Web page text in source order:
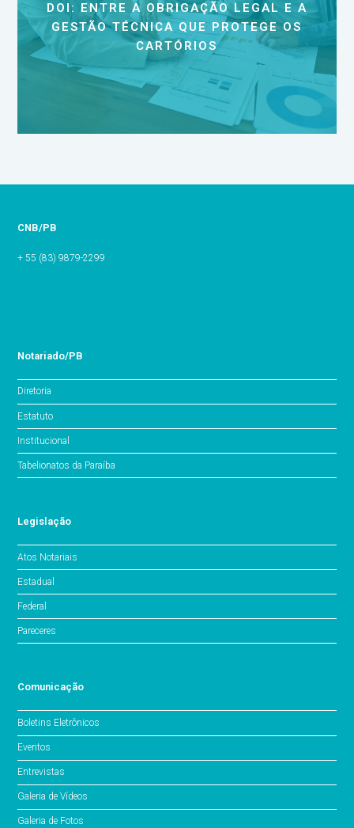
DOI: ENTRE A OBRIGAÇÃO LEGAL E A
GESTÃO TÉCNICA QUE PROTEGE OS
CARTÓRIOS
CNB/PB
+ 55 (83) 9879-2299
Notariado/PB
Diretoria
Estatuto
Institucional
Tabelionatos da Paraíba
Legislação
Atos Notariais
Estadual
Federal
Pareceres
Comunicação
Boletins Eletrônicos
Eventos
Entrevistas
Galeria de Vídeos
Galeria de Fotos